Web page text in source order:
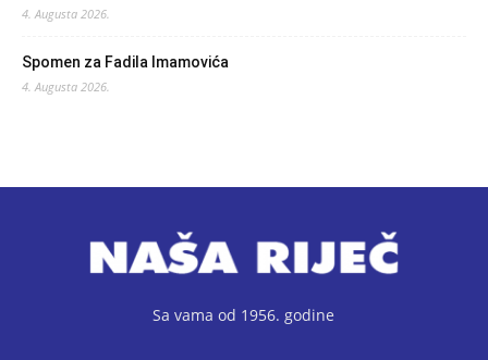
4. Augusta 2026.
Spomen za Fadila Imamovića
4. Augusta 2026.
Sa vama od 1956. godine